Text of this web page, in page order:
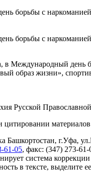
борьбы с
борьбы с
в Международный день
образ жизни»,
Русской
цитировании материалов
Башкортостан, г.Уфа,
61-05, факс: (347) 273-61-
система
в тексте, выделите